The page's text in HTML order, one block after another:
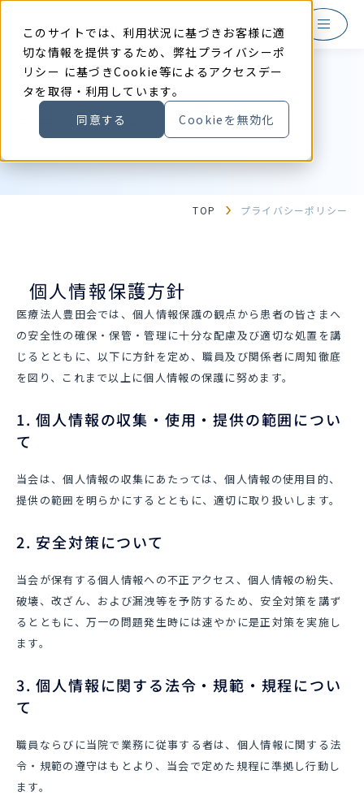
このサイトでは、利用状況に基づきお客様に適
切な情報を提供するため、弊社プライバシーポ
リシー に基づきCookie等によるアクセスデー
タを取得・利用しています。
同意する
Cookieを無効化
本
プライバシーポリシー
TOP プライバシーポリシー
個人情報保護方針
医療法人豊田会では、個人情報保護の観点から患者の皆さまへ
の安全性の確保・保管・管理に十分な配慮及び適切な処置を講
じるとともに、以下に方針を定め、職員及び関係者に周知徹底
を図り、これまで以上に個人情報の保護に努めます。
1. 個人情報の収集・使用・提供の範囲につい
て
当会は、個人情報の収集にあたっては、個人情報の使用目的、
提供の範囲を明らかにするとともに、適切に取り扱いします。
2. 安全対策について
当会が保有する個人情報への不正アクセス、個人情報の紛失、
破壊、改ざん、および漏洩等を予防するため、安全対策を講ず
るとともに、万一の問題発生時には速やかに是正対策を実施し
ます。
3. 個人情報に関する法令・規範・規程につい
て
職員ならびに当院で業務に従事する者は、個人情報に関する法
令・規範の遵守はもとより、当会で定めた規程に準拠し行動し
ます。